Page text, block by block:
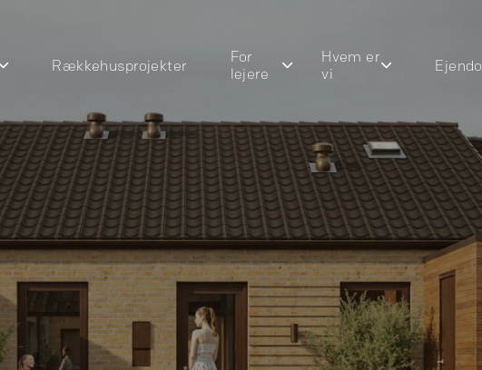
Rækkehusprojekter
For
lejere
Hvem er
vi